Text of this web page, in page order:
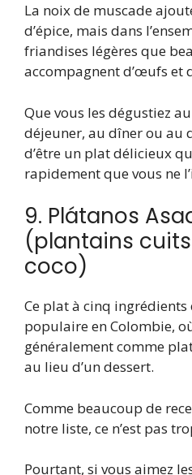
La noix de muscade
d’épice, mais dans
friandises légères que
accompagnent d’œufs et
Que vous les dégustiez
déjeuner, au dîner ou au
d’être un plat délicieux
rapidement que vous ne
9. Plátanos
(plantains
coco)
Ce plat à cinq
populaire en Colombie,
généralement comme
au lieu d’un dessert.
Comme beaucoup de
notre liste, ce n’est pas
Pourtant, si vous aimez